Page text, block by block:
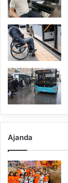
Ajanda